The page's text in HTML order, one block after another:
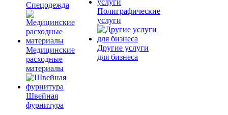
Спецодежда
Медицинские
расходные
материалы
Швейная
фурнитура
Полиграфические
услуги
Другие услуги
для бизнеса